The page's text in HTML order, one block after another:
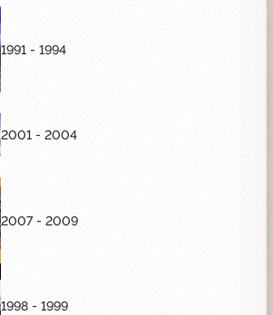
1991 - 1994
2001 - 2004
2007 - 2009
1998 - 1999